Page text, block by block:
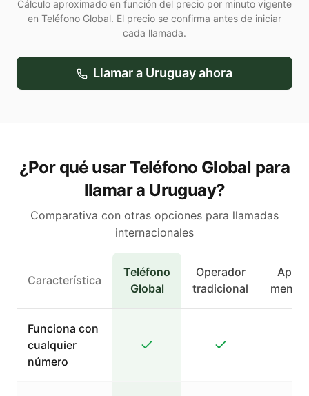
Cálculo aproximado en función del precio por minuto vigente
en Teléfono Global. El precio se confirma antes de iniciar
cada llamada.
Llamar a Uruguayahora
¿Por qué usar Teléfono Global para
llamar a Uruguay?
Comparativa con otras opciones para llamadas
internacionales
Característica
Teléfono
Global
Operador
tradicional
Apps
Funciona con
cualquier
número